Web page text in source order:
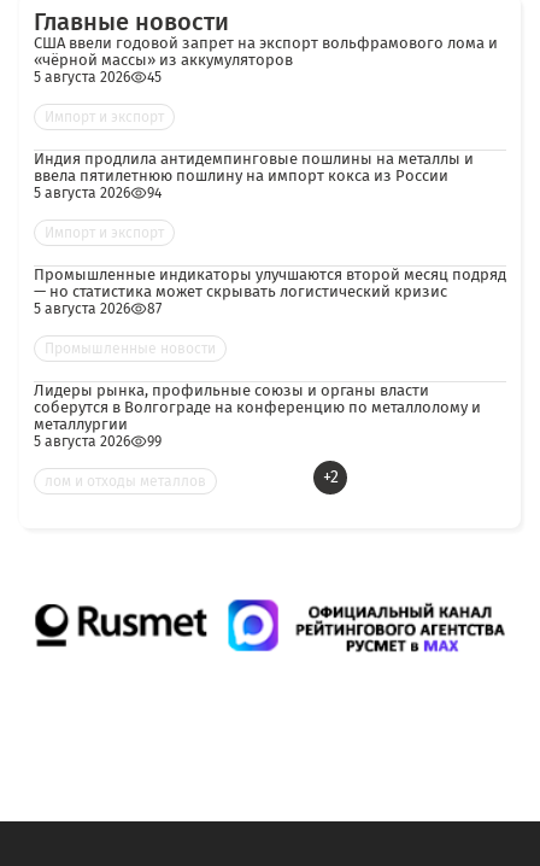
Главные новости
США ввели годовой запрет на экспорт вольфрамового лома и
«чёрной массы» из аккумуляторов
5 августа 2026 45
Импорт и экспорт
Индия продлила антидемпинговые пошлины на металлы и
ввела пятилетнюю пошлину на импорт кокса из России
5 августа 2026 94
Импорт и экспорт
Промышленные индикаторы улучшаются второй месяц подряд
— но статистика может скрывать логистический кризис
5 августа 2026 87
Промышленные новости
Лидеры рынка, профильные союзы и органы власти
соберутся в Волгограде на конференцию по металлолому и
металлургии
5 августа 2026 99
лом и отходы металлов +2